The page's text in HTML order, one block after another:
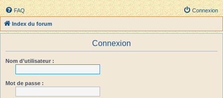
FAQ Connexion
Index du forum
Connexion
Nom d’utilisateur :
Mot de passe :